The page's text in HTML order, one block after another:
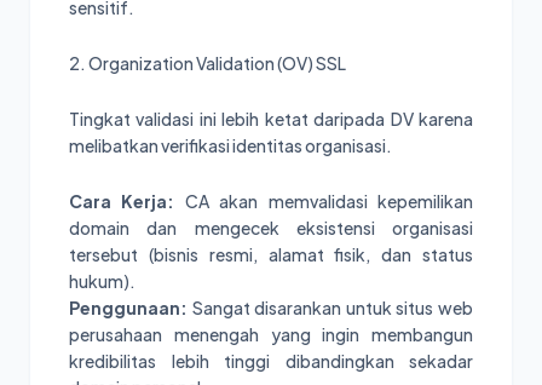
sensitif.
2. Organization Validation (OV) SSL
Tingkat validasi ini lebih ketat daripada DV karena
melibatkan verifikasi identitas organisasi.
Cara Kerja:
CA akan memvalidasi kepemilikan
domain dan mengecek eksistensi organisasi
tersebut (bisnis resmi, alamat fisik, dan status
hukum).
Penggunaan: Sangat disarankan untuk situs web
perusahaan menengah yang ingin membangun
kredibilitas lebih tinggi dibandingkan sekadar